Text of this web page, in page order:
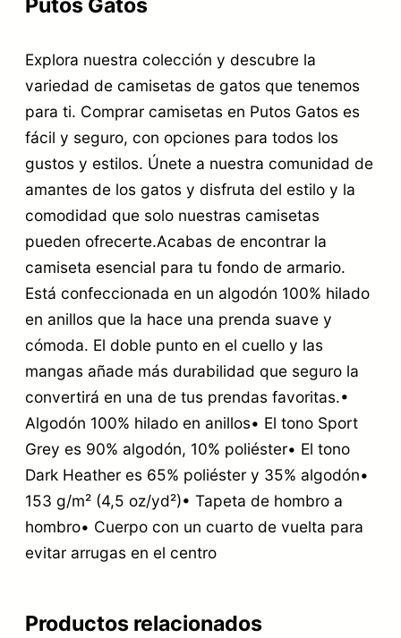
Putos Gatos
Explora nuestra colección y descubre la
variedad de camisetas de gatos que tenemos
para ti. Comprar camisetas en Putos Gatos es
fácil y seguro, con opciones para todos los
gustos y estilos. Únete a nuestra comunidad de
amantes de los gatos y disfruta del estilo y la
comodidad que solo nuestras camisetas
pueden ofrecerte.Acabas de encontrar la
camiseta esencial para tu fondo de armario.
Está confeccionada en un algodón 100% hilado
en anillos que la hace una prenda suave y
cómoda. El doble punto en el cuello y las
mangas añade más durabilidad que seguro la
convertirá en una de tus prendas favoritas.•
Algodón 100% hilado en anillos• El tono Sport
Grey es 90% algodón, 10% poliéster• El tono
Dark Heather es 65% poliéster y 35% algodón•
153 g/m² (4,5 oz/yd²)• Tapeta de hombro a
hombro• Cuerpo con un cuarto de vuelta para
evitar arrugas en el centro
Productos relacionados